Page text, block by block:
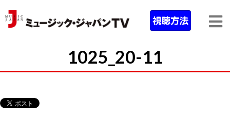
1025_20-11